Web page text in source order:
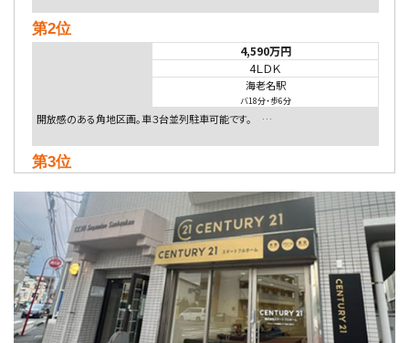
第2位
4,590万円
4ＬＤＫ
海老名駅
バ18分・歩6分
開放感のある角地区画。車３台並列駐車可能です。 …
第3位
4ＬＤＫ
淵野辺駅
歩17分
南側道路に面しており日当たり良好。 キッチンから…
第4位
5,480万円
4ＬＤＫ